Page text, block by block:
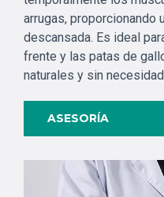
arrugas, proporcionando
descansada. Es ideal
frente y las patas de
naturales y sin
ASESORÍA